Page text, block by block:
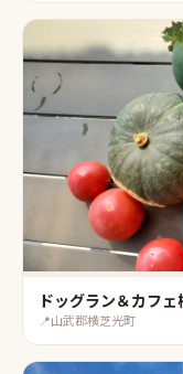
ドッグラン＆カフェ
📍山武郡横芝光町